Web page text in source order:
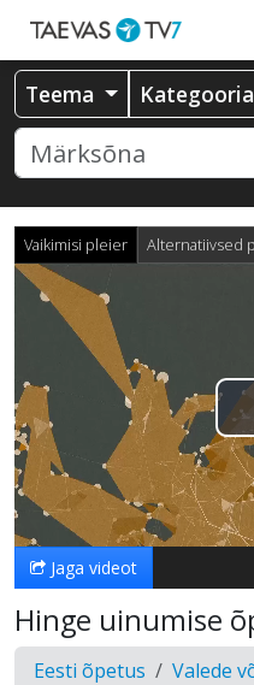
Teema Kategooria
Vaikimisi pleier Alternatiivsed
Jaga videot
Hinge uinumise
Eesti õpetus Valede